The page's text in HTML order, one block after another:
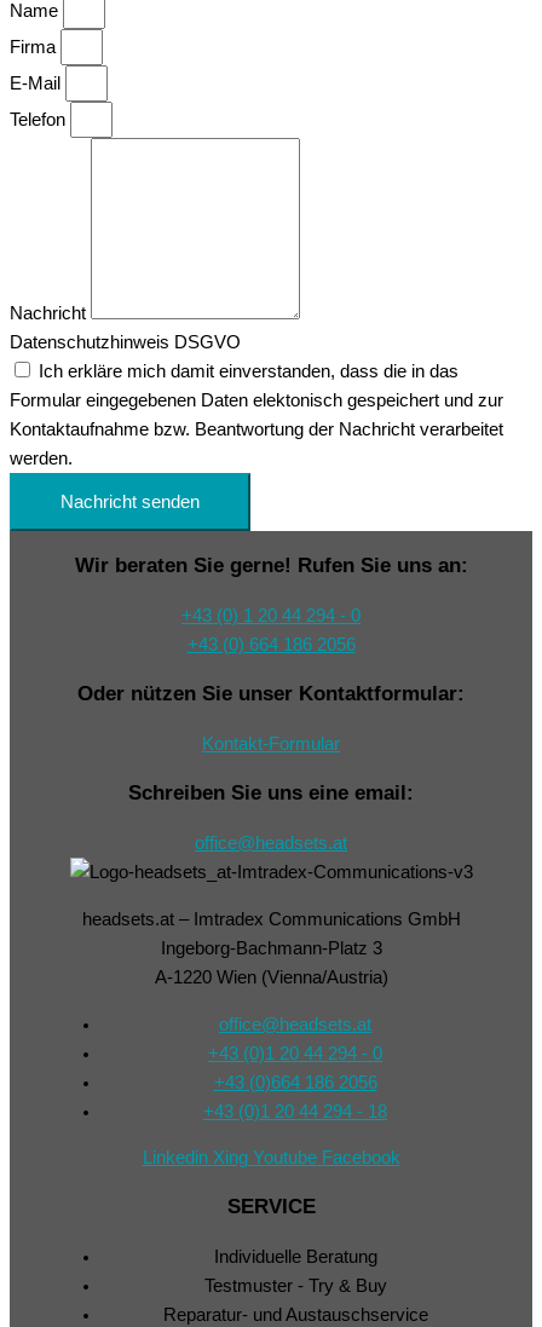
Name
Firma
E-Mail
Telefon
Nachricht
Datenschutzhinweis DSGVO
Ich erkläre mich damit einverstanden, dass die in das
Formular eingegebenen Daten elektonisch gespeichert und zur
Kontaktaufnahme bzw. Beantwortung der Nachricht verarbeitet
werden.
Nachricht senden
Wir beraten Sie gerne! Rufen Sie uns an:
+43 (0) 1 20 44 294 - 0
+43 (0) 664 186 2056
Oder nützen Sie unser Kontaktformular:
Kontakt-Formular
Schreiben Sie uns eine email:
office@headsets.at
headsets.at – Imtradex Communications GmbH
Ingeborg-Bachmann-Platz 3
A-1220 Wien (Vienna/Austria)
office@headsets.at
+43 (0)1 20 44 294 - 0
+43 (0)664 186 2056
+43 (0)1 20 44 294 - 18
Linkedin Xing Youtube Facebook
SERVICE
Individuelle Beratung
Testmuster - Try & Buy
Reparatur- und Austauschservice